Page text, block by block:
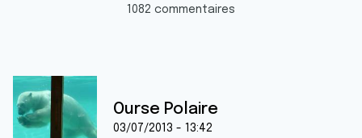
1082 commentaires
Ourse Polaire
03/07/2013 - 13:42